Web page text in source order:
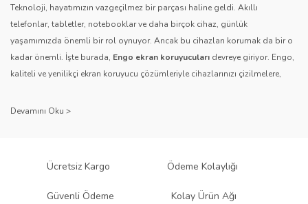
Teknoloji, hayatımızın vazgeçilmez bir parçası haline geldi. Akıllı
telefonlar, tabletler, notebooklar ve daha birçok cihaz, günlük
yaşamımızda önemli bir rol oynuyor. Ancak bu cihazları korumak da bir o
kadar önemli. İşte burada, Engo ekran koruyucuları devreye giriyor. Engo,
kaliteli ve yenilikçi ekran koruyucu çözümleriyle cihazlarınızı çizilmelere,
sağlıyor.
Engo ekran koruyucuları
, uzun yıllara dayanan tecrübesi ve teknolojiye
ürününü titiz bir kalite kontrol sürecinden geçirir. Kullanıcı dostu tasarımı
Ücretsiz Kargo Ödeme Kolaylığı
Güvenli Ödeme Kolay Ürün Ağı